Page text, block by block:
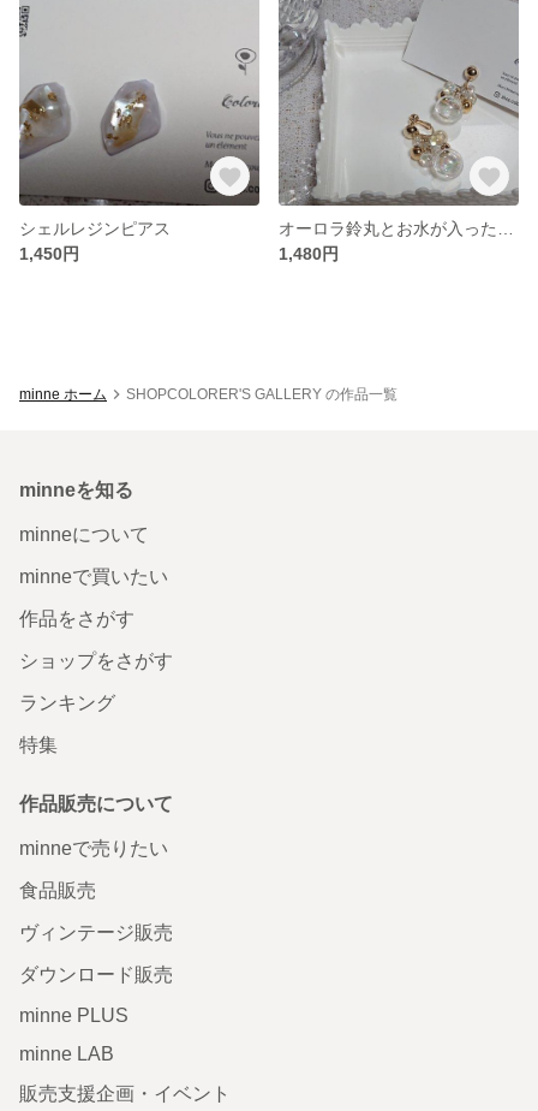
シェルレジンピアス
1,450円
1,480円
minne ホーム SHOPCOLORER'S GALLERY の作品一覧
minneを知る
minneについて
minneで買いたい
作品をさがす
ショップをさがす
ランキング
特集
作品販売について
minneで売りたい
食品販売
ヴィンテージ販売
ダウンロード販売
minne PLUS
minne LAB
販売支援企画・イベント